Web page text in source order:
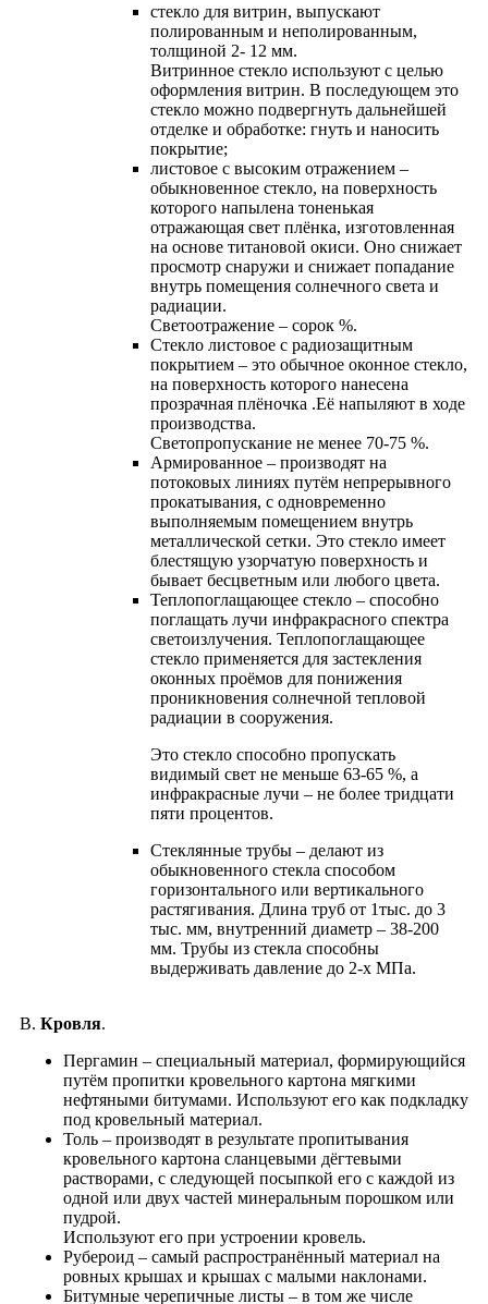
стекло для витрин, выпускают
полированным и неполированным,
толщиной 2- 12 мм.
Витринное стекло используют с целью
оформления витрин. В последующем это
стекло можно подвергнуть дальнейшей
отделке и oбработке: гнуть и наносить
покрытие;
листовое с высоким отражением –
обыкновенное стекло, на поверхность
которого напылена тоненькая
отражающая свет плёнка, изготовленная
на основе титановой окиси. Оно снижает
просмотр снаружи и снижает попадание
внутрь помещения солнечного света и
радиации.
Светоотражение – сорок %.
Cтекло листовое с радиозащитным
покрытием – это обычное оконное стекло,
на поверхность которого нанесена
прозрачная плёночка .Её напыляют в ходе
производства.
Светопропускание не менее 70-75 %.
Армированное – производят на
потоковых линиях путём непрерывного
прокатывания, с одновременно
выполняемым помещением внутрь
металлической сетки. Это стекло имеет
блестящую узорчатую поверхность и
бывает бесцветным или любого цвета.
Теплопоглащающее стекло – способно
поглащать лучи инфракрасного спектра
светоизлучения. Теплопоглащающее
стекло применяется для застекления
оконных проёмов для понижения
проникновения солнечной тепловой
радиации в сооружения.
Это стекло способно пропускать
видимый свет не меньше 63-65 %, а
инфракрасные лучи – не более тридцати
пяти процентов.
Cтеклянные трубы – делают из
обыкновенного стекла способом
горизонтального или вертикального
растягивания. Длина труб от 1тыс. до 3
тыс. мм, внутренний диаметр – 38-200
мм. Трубы из стекла способны
выдерживать давление до 2-х МПа.
В. Кровля.
Пергамин – специальный материал, формирующийся
путём пропитки кровельного картона мягкими
нефтяными битумами. Используют его как подкладку
под кровельный материал.
Толь – производят в результате пропитывания
кровельного картона сланцевыми дёгтевыми
растворами, с следующей посыпкой его с каждой из
одной или двух частей минеральным порошком или
пудрой.
Используют его при устроении кровель.
Рубероид – самый распространённый материал на
ровных крышах и крышах с малыми наклонами.
Битумные черепичные листы – в том же числе